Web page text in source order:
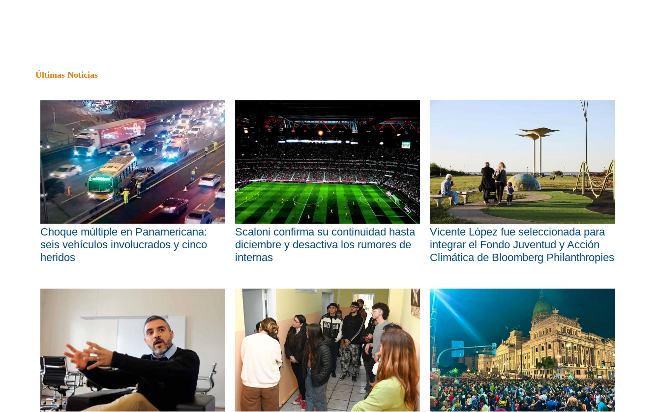
Últimas Noticias
Choque múltiple en Panamericana:
seis vehículos involucrados y cinco
heridos
Scaloni confirma su continuidad hasta
diciembre y desactiva los rumores de
internas
Vicente López fue seleccionada para
integrar el Fondo Juventud y Acción
Climática de Bloomberg Philanthropies